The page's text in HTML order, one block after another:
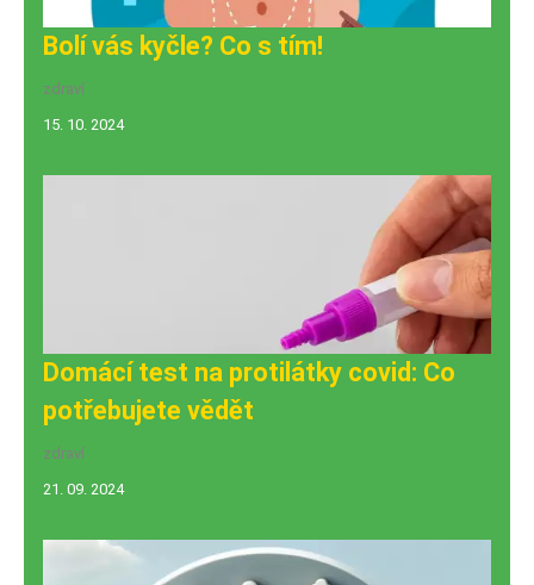
Bolí vás kyčle? Co s tím!
zdraví
15. 10. 2024
Domácí test na protilátky covid: Co
potřebujete vědět
zdraví
21. 09. 2024